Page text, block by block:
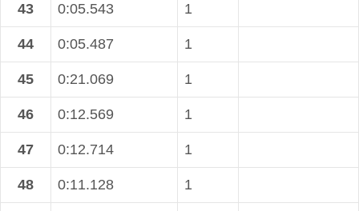
43 0:05.543 1
44 0:05.487 1
45 0:21.069 1
46 0:12.569 1
47 0:12.714 1
48 0:11.128 1